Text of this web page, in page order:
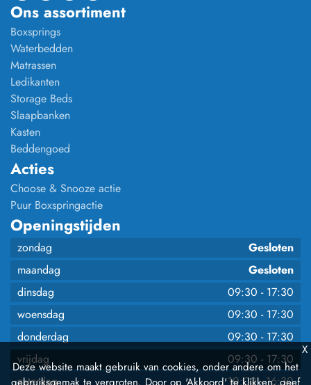
Ons assortiment
Boxsprings
Waterbedden
Matrassen
Ledikanten
Storage Beds
Slaapbanken
Kasten
Beddengoed
Acties
Choose & Snooze actie
Puur Boxspringactie
Openingstijden
zondag
Gesloten
maandag
Gesloten
dinsdag
09:30 - 17:30
woensdag
09:30 - 17:30
donderdag
09:30 - 17:30
vrijdag
09:30 - 17:30
zaterdag
10:00-16:30
Deze website maakt gebruik van cookies, onder andere om het
X